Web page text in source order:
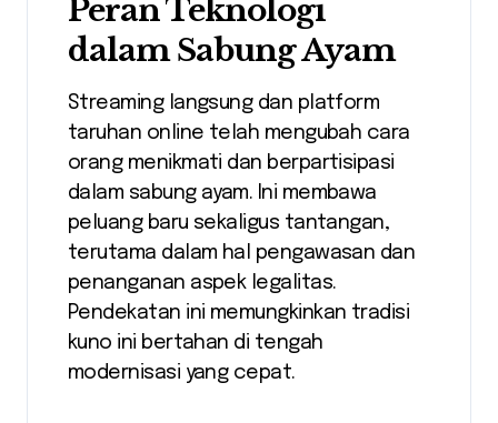
Peran Teknologi
dalam Sabung Ayam
Streaming langsung dan platform
taruhan online telah mengubah cara
orang menikmati dan berpartisipasi
dalam sabung ayam. Ini membawa
peluang baru sekaligus tantangan,
terutama dalam hal pengawasan dan
penanganan aspek legalitas.
Pendekatan ini memungkinkan tradisi
kuno ini bertahan di tengah
modernisasi yang cepat.